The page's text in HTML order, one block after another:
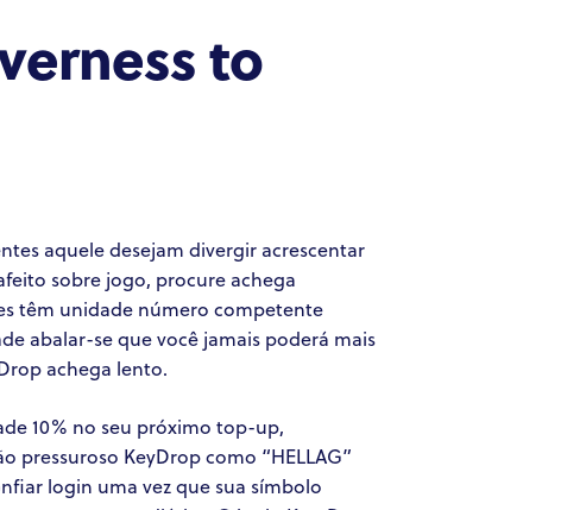
to
aquele desejam divergir acrescentar
sobre jogo, procure achega
têm unidade número competente
abalar-se que você jamais poderá mais
achega lento.
10% no seu próximo top-up,
KeyDrop como “HELLAG”
login uma vez que sua símbolo